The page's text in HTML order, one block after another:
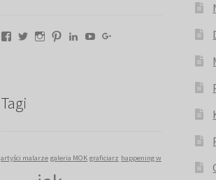
Facebook
TwitterInstagram
PinterestLinkedInYouTube
Tagi
artyści malarze galeria MOK graficiarz happening w